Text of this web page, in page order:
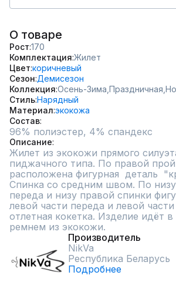
О товаре
Рост 170
Комплектация Жилет
Цвет коричневый
Сезон Демисезон
Коллекция Осень-Зима, Праздничная,
СтильНарядный
Материал экокожа
Состав
96% полиэстер, 4% спандекс
Описание
Жилет из экокожи прямого
пиджачного типа. По правой
расположена фигурная  деталь
Спинка со средним швом. По
переда и низу правой спинки
левой части переда и левой
отлетная кокетка. Изделие идёт
ремнем из экокожи.
Производитель
NikVa
Республика Беларусь
Подробнее